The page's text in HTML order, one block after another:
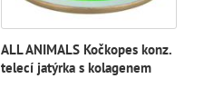
ALL ANIMALS Kočkopes konz.
telecí jatýrka s kolagenem